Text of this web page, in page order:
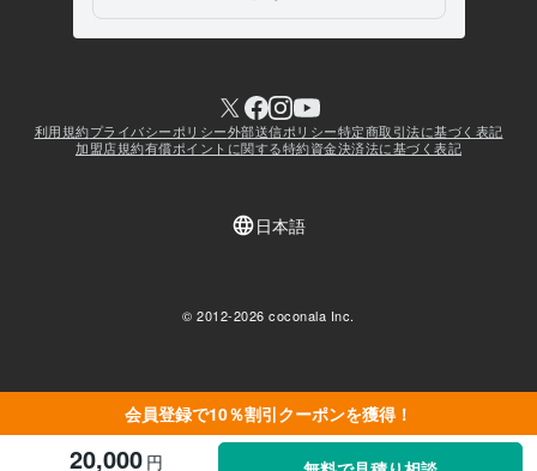
会員登録で10％割引クーポンを獲得！
20,000 円